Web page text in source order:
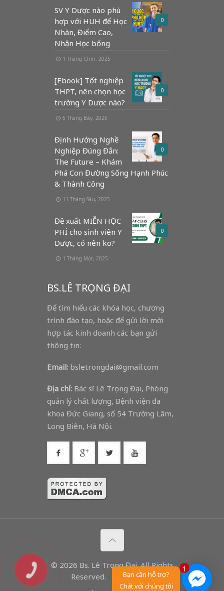
0
SV Y Dược nào phù
hợp với HUH để Học
Nhàn, Điểm Cao,
Nhận Học bổng
1 Tháng Chín, 2025
0
[Ebook] Tốt nghiệp
THPT, nên chọn học
trường Y Dược nào?
5 Tháng Bảy, 2025
0
Định Hướng Nghề
Nghiệp Đúng Đắn:
The Future – Khám
Phá Con Đường Sống Hạnh Phúc
& Thành Công
11 Tháng Sáu, 2025
0
Đề xuất MIỄN HỌC
PHÍ cho sinh viên Y
Dược, có nên ko?
1 Tháng Một, 2025
BS.LÊ TRỌNG ĐẠI
Để tìm hiểu các khóa học, chương
trình đào tạo, hoặc để gửi lời mời
hợp tác kinh doanh các bạn gửi
thông tin:
Email: bsletrongdai@gmail.com
Địa chỉ: Bác sĩ Lê Trọng Đại, Phòng
quản lý chất lượng, Bệnh viện đa
khoa Đức Giang, số 54 Trường Lâm,
Long Biên, Hà Nội.
© 2026 Bs. Lê Trọng Đại. All Rights
Reserved. Lê Trọng Đại
1
Bạn cần hỗ trợ?
Chát với chúng tôi